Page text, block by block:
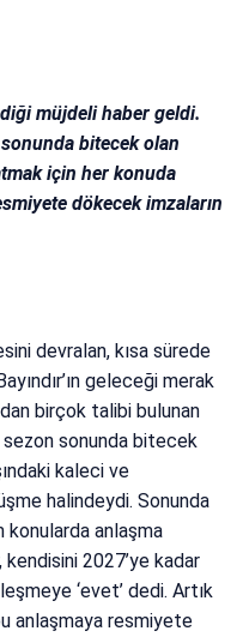
müjdeli haber geldi.
bitecek olan
için her konuda
dökecek imzaların
devralan, kısa sürede
geleceği merak
birçok talibi bulunan
sonunda bitecek
kaleci ve
halindeydi. Sonunda
konularda anlaşma
kendisini 2027’ye kadar
‘evet’ dedi. Artık
anlaşmaya resmiyete